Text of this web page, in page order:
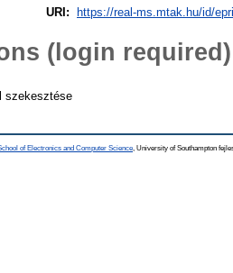
URI:
https://real-ms.mtak.hu/id/
(login required)
szekesztése
of Electronics and Computer Science , University of Southampton